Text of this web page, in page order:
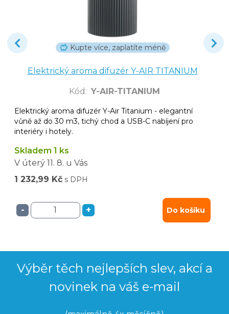
Kupte více, zaplatíte méně
Elektrický aroma difuzér Y-AIR TITANIUM
Kód : Y-AIR-TITANIUM
Elektrický aroma difuzér Y-Air Titanium - elegantní
vůně až do 30 m3, tichý chod a USB-C nabíjení pro
interiéry i hotely.
Skladem 1 ks
V úterý 11. 8. u Vás
1 232,99 Kč s DPH
- + Do košíku
Výběr těch nejlepších slev, akcí a
novinek na váš e-mail